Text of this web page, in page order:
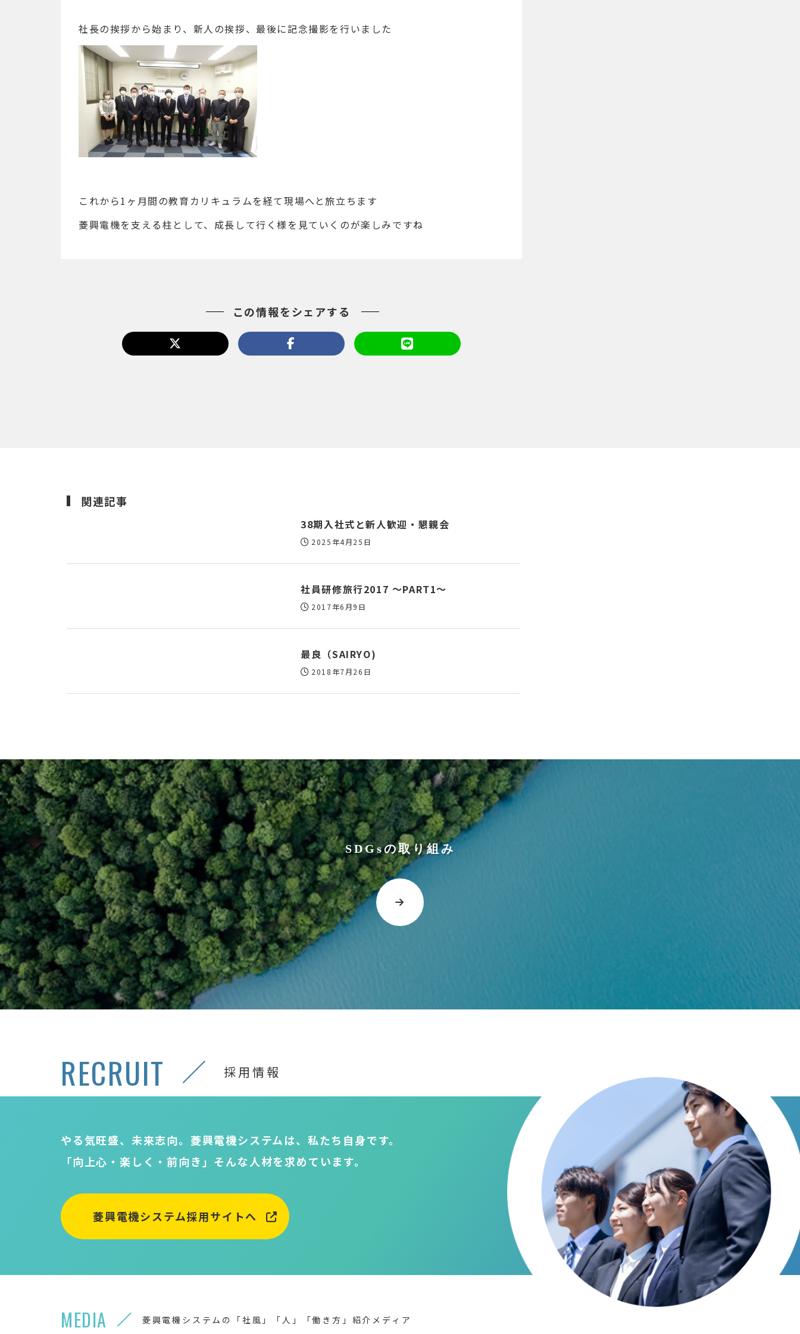
社長の挨拶から始まり、新人の挨拶、最後に記念撮影を行いました
これから1ヶ月間の教育カリキュラムを経て現場へと旅立ちます
菱興電機を支える柱として、成長して行く様を見ていくのが楽しみですね
この情報をシェアする
関連記事
38期入社式と新人歓迎・懇親会
2025年4月25日
社員研修旅行2017 ～PART1～
2017年6月9日
最良（SAIRYO)
2018年7月26日
SDGsの取り組み
RECRUIT 採用情報
やる気旺盛、未来志向。菱興電機システムは、私たち自身です。
「向上心・楽しく・前向き」そんな人材を求めています。
菱興電機システム採用サイトへ
MEDIA 菱興電機システムの「社風」「人」「働き方」紹介メディア